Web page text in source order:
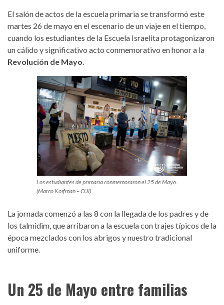
El salón de actos de la escuela primaria se transformó este
martes 26 de mayo en el escenario de un viaje en el tiempo,
cuando los estudiantes de la Escuela Israelita protagonizaron
un cálido y significativo acto conmemorativo en honor a la
Revolución de Mayo
Los estudiantes de primaria conmemoraron el 25 de Mayo.
(Marco Koifman – CUI)
La jornada comenzó a las 8 con la llegada de los padres y de
los talmidim, que arribaron a la escuela con trajes típicos de la
época mezclados con los abrigos y nuestro tradicional
uniforme.
Un 25 de Mayo entre familias